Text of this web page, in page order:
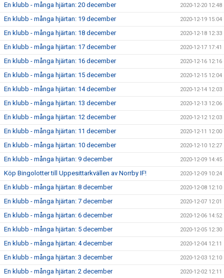
En klubb - många hjärtan: 20 december 2020-12-20 12:48
En klubb - många hjärtan: 19 december 2020-12-19 15:04
En klubb - många hjärtan: 18 december 2020-12-18 12:33
En klubb - många hjärtan: 17 december 2020-12-17 17:41
En klubb - många hjärtan: 16 december 2020-12-16 12:16
En klubb - många hjärtan: 15 december 2020-12-15 12:04
En klubb - många hjärtan: 14 december 2020-12-14 12:03
En klubb - många hjärtan: 13 december 2020-12-13 12:06
En klubb - många hjärtan: 12 december 2020-12-12 12:03
En klubb - många hjärtan: 11 december 2020-12-11 12:00
En klubb - många hjärtan: 10 december 2020-12-10 12:27
En klubb - många hjärtan: 9 december 2020-12-09 14:45
Köp Bingolotter till Uppesittarkvällen av Norrby IF! 2020-12-09 10:24
En klubb - många hjärtan: 8 december 2020-12-08 12:10
En klubb - många hjärtan: 7 december 2020-12-07 12:01
En klubb - många hjärtan: 6 december 2020-12-06 14:52
En klubb - många hjärtan: 5 december 2020-12-05 12:30
En klubb - många hjärtan: 4 december 2020-12-04 12:11
En klubb - många hjärtan: 3 december 2020-12-03 12:10
En klubb - många hjärtan: 2 december 2020-12-02 12:11